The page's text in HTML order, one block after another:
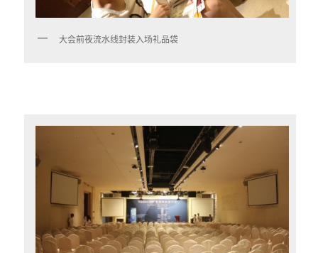
大会前夜流水线封装入场礼品袋